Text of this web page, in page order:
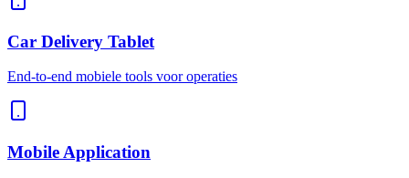
Car Delivery Tablet
End-to-end mobiele tools voor operaties
Mobile Application